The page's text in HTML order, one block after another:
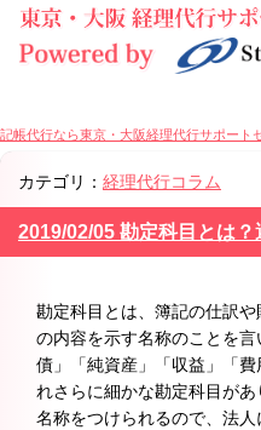
記帳代行なら東京・大阪経理代行サポート
カテゴリ： 経理代行コラム
2019/02/05 勘定科目とは
勘定科目とは、簿記の仕訳
の内容を示す名称のことを
債」「純資産」「収益」「
れさらに細かな勘定科目が
名称をつけられるので、法人